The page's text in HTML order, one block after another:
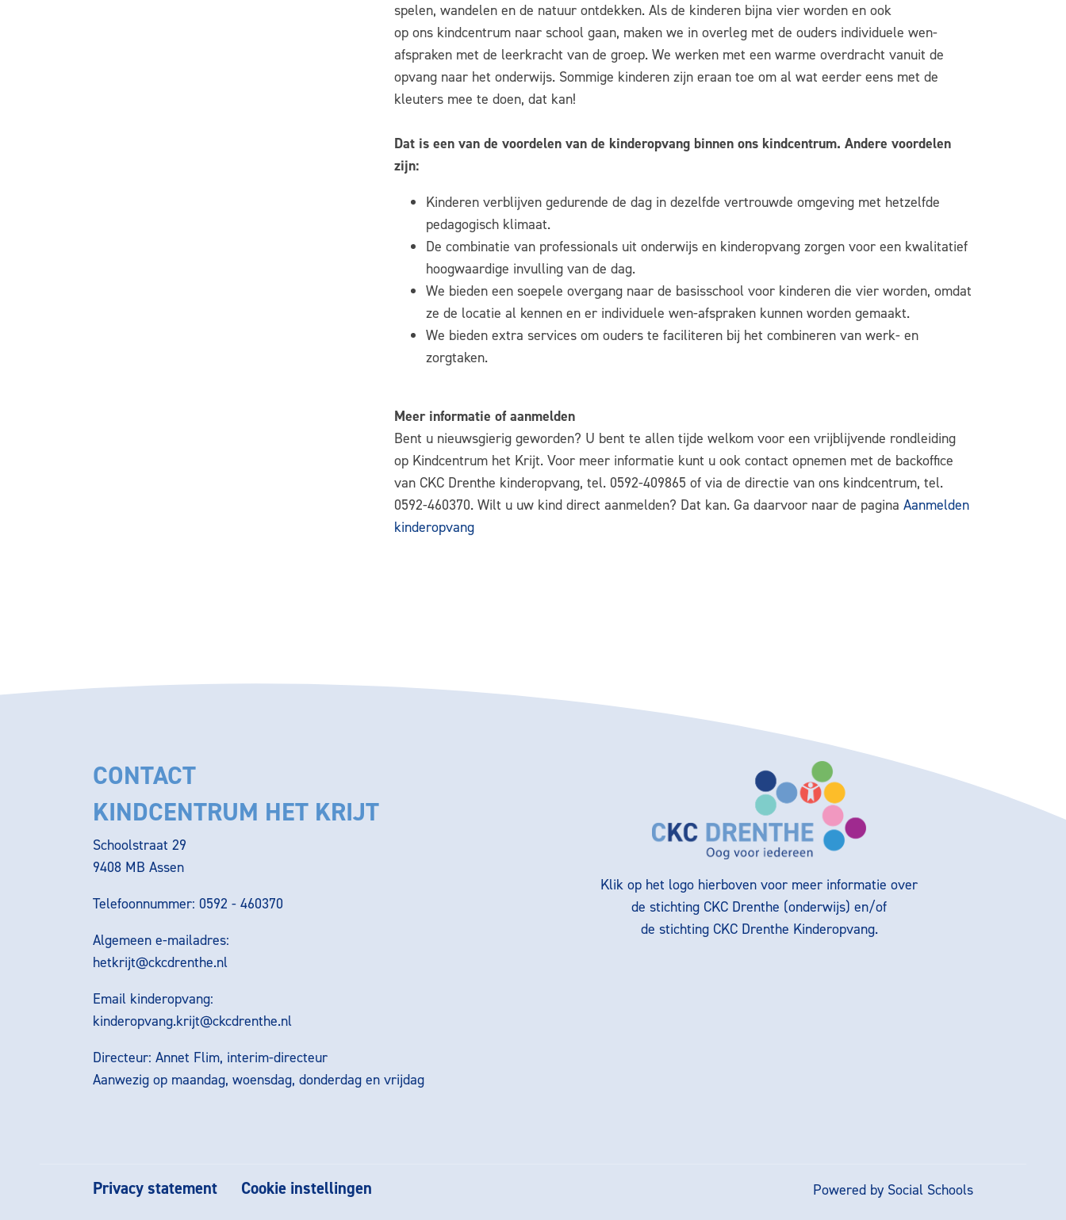
spelen, wandelen en de natuur ontdekken. Als de kinderen bijna vier worden en ook
op ons kindcentrum naar school gaan, maken we in overleg met de ouders individuele wen-
afspraken met de leerkracht van de groep. We werken met een warme overdracht vanuit de
opvang naar het onderwijs. Sommige kinderen zijn eraan toe om al wat eerder eens met de
kleuters mee te doen, dat kan!
Dat is een van de voordelen van de kinderopvang binnen ons kindcentrum. Andere voordelen
zijn:
Kinderen verblijven gedurende de dag in dezelfde vertrouwde omgeving met hetzelfde
pedagogisch klimaat.
De combinatie van professionals uit onderwijs en kinderopvang zorgen voor een kwalitatief
hoogwaardige invulling van de dag.
We bieden een soepele overgang naar de basisschool voor kinderen die vier worden, omdat
ze de locatie al kennen en er individuele wen-afspraken kunnen worden gemaakt.
We bieden extra services om ouders te faciliteren bij het combineren van werk- en
zorgtaken.
Meer informatie of aanmelden
Bent u nieuwsgierig geworden? U bent te allen tijde welkom voor een vrijblijvende rondleiding
op Kindcentrum het Krijt. Voor meer informatie kunt u ook contact opnemen met de backoffice
van CKC Drenthe kinderopvang, tel. 0592-409865 of via de directie van ons kindcentrum, tel.
0592-460370. Wilt u uw kind direct aanmelden? Dat kan. Ga daarvoor naar de pagina Aanmelden
kinderopvang
CONTACT
KINDCENTRUM HET KRIJT
Schoolstraat 29
9408 MB Assen
Telefoonnummer: 0592 - 460370
Algemeen e-mailadres:
hetkrijt@ckcdrenthe.nl
Email kinderopvang:
kinderopvang.krijt@ckcdrenthe.nl
Directeur: Annet Flim, interim-directeur
Aanwezig op maandag, woensdag, donderdag en vrijdag
Klik op het logo hierboven voor meer informatie over
de stichting CKC Drenthe (onderwijs) en/of
de stichting CKC Drenthe Kinderopvang.
Privacy statement Cookie instellingen Powered by Social Schools